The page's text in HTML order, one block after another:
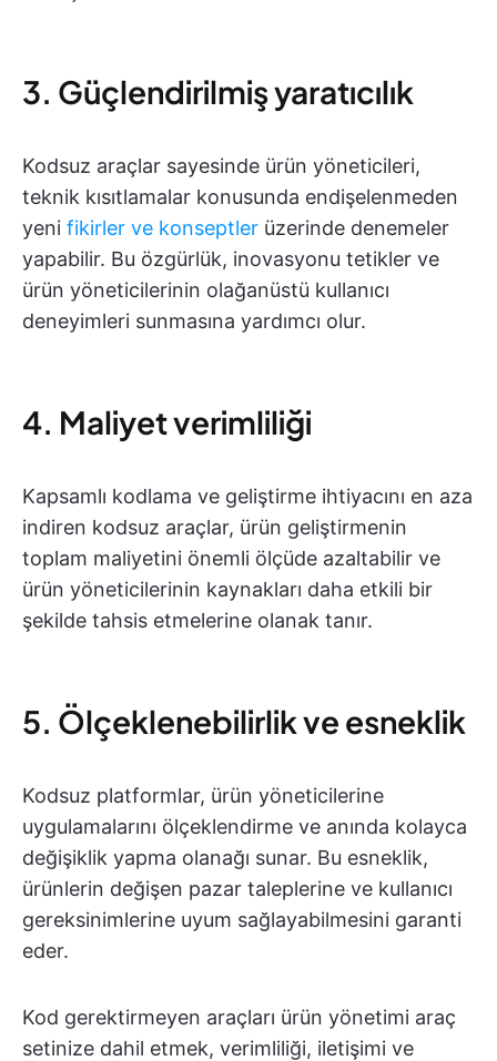
3. Güçlendirilmiş yaratıcılık
Kodsuz araçlar sayesinde ürün yöneticileri,
teknik kısıtlamalar konusunda endişelenmeden
yeni fikirler ve konseptler üzerinde denemeler
yapabilir. Bu özgürlük, inovasyonu tetikler ve
ürün yöneticilerinin olağanüstü kullanıcı
deneyimleri sunmasına yardımcı olur.
4. Maliyet verimliliği
Kapsamlı kodlama ve geliştirme ihtiyacını en aza
indiren kodsuz araçlar, ürün geliştirmenin
toplam maliyetini önemli ölçüde azaltabilir ve
ürün yöneticilerinin kaynakları daha etkili bir
şekilde tahsis etmelerine olanak tanır.
5. Ölçeklenebilirlik ve esneklik
Kodsuz platformlar, ürün yöneticilerine
uygulamalarını ölçeklendirme ve anında kolayca
değişiklik yapma olanağı sunar. Bu esneklik,
ürünlerin değişen pazar taleplerine ve kullanıcı
gereksinimlerine uyum sağlayabilmesini garanti
eder.
Kod gerektirmeyen araçları ürün yönetimi araç
setinize dahil etmek, verimliliği, iletişimi ve